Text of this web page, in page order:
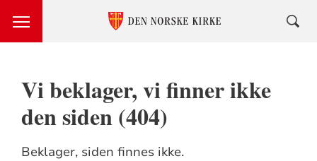
Vi beklager, vi finner ikke
den siden (404)
Beklager, siden finnes ikke.